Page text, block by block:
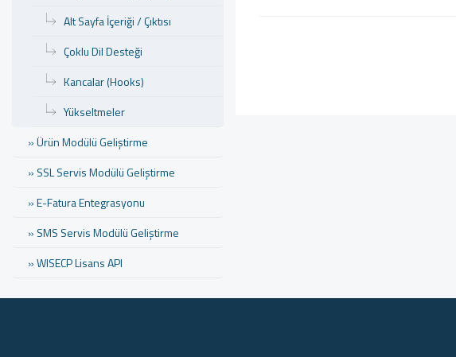
Alt Sayfa İçeriği / Çıktısı
Çoklu Dil Desteği
Kancalar (Hooks)
Yükseltmeler
» Ürün Modülü Geliştirme
» SSL Servis Modülü Geliştirme
» E-Fatura Entegrasyonu
» SMS Servis Modülü Geliştirme
» WISECP Lisans API